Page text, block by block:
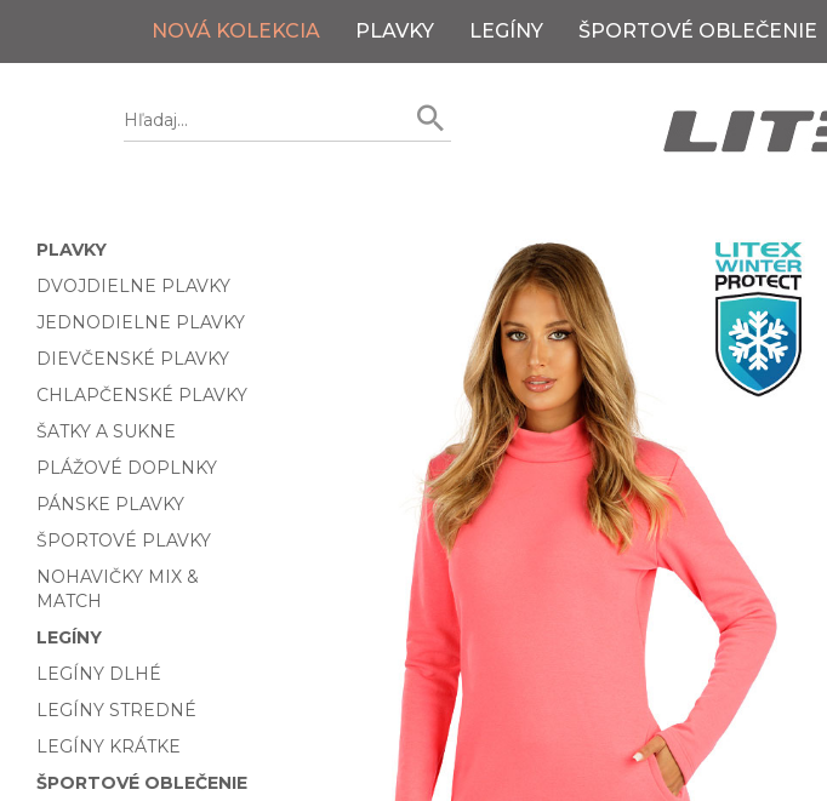
NOVÁ KOLEKCIA PLAVKY LEGÍNY ŠPORTOVÉ OBLEČENIE
PLAVKY
DVOJDIELNE PLAVKY
JEDNODIELNE PLAVKY
DIEVČENSKÉ PLAVKY
CHLAPČENSKÉ PLAVKY
ŠATKY A SUKNE
PLÁŽOVÉ DOPLNKY
PÁNSKE PLAVKY
ŠPORTOVÉ PLAVKY
NOHAVIČKY MIX &
MATCH
LEGÍNY
LEGÍNY DLHÉ
LEGÍNY STREDNÉ
LEGÍNY KRÁTKE
ŠPORTOVÉ OBLEČENIE